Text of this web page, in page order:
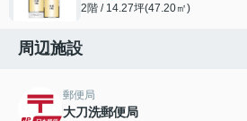
2階 / 14.27坪(47.20㎡)
周辺施設
郵便局
大刀洗郵便局